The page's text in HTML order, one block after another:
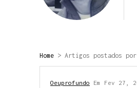
Home > Artigos postados por
Oeuprofundo Em Fev 27,